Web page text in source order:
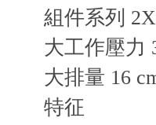
組件系列 2X
大工作壓力
大排量 16
特征